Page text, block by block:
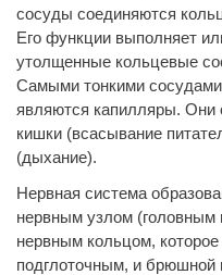
сосуды соединяются
Его функции выполняет
утолщенные кольцевые
Самыми тонкими
являются капилляры. Они
кишки (всасывание
(дыхание).
Нервная система
нервным узлом (головным
нервным кольцом,
подглоточным, и брюшной